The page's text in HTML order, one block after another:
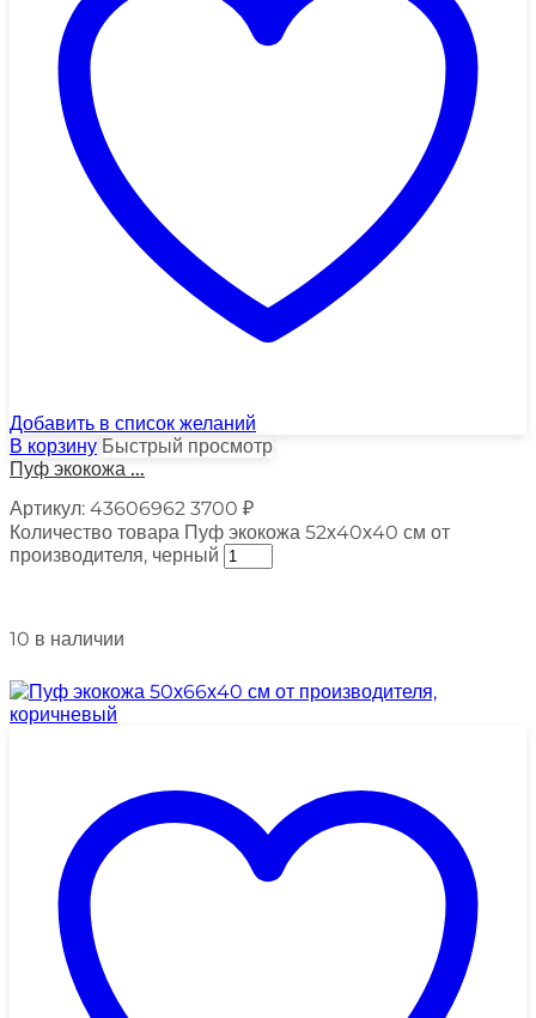
Добавить в список желаний
В корзину Быстрый просмотр
Пуф экокожа ...
Артикул: 43606962 3700 ₽
Количество товара Пуф экокожа 52х40х40 см от
производителя, черный
10 в наличии